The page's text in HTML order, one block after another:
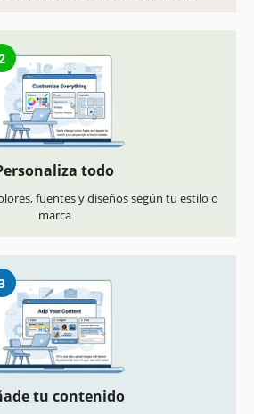
todo
fuentes y diseños según tu estilo o
marca
tu contenido